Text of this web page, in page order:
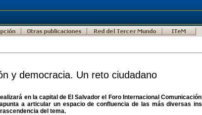
y democracia. Un reto ciudadano
en la capital de El Salvador el Foro Internacional
a articular un espacio de confluencia de las más diversas
del tema.